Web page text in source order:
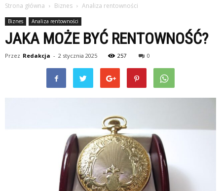
Strona główna Biznes Analiza rentowności
Biznes Analiza rentowności
JAKA MOŻE BYĆ RENTOWNOŚĆ?
Przez Redakcja - 2 stycznia 2025 257 0